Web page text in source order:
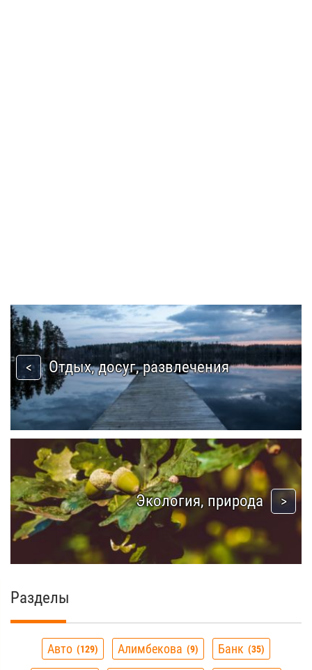
Отдых, досуг, развлечения
Экология, природа
Разделы
Авто 129 Алимбекова 9 Банк 35